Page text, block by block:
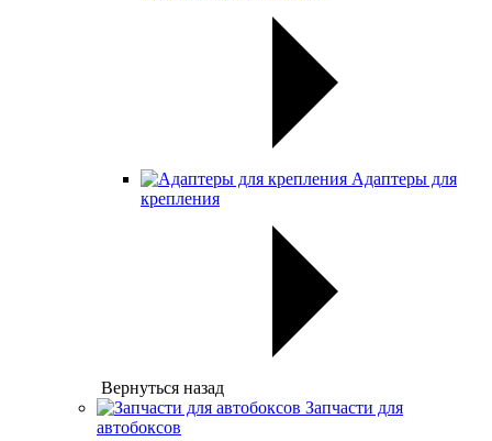
Адаптеры для
крепления
Вернуться назад
Запчасти для
автобоксов